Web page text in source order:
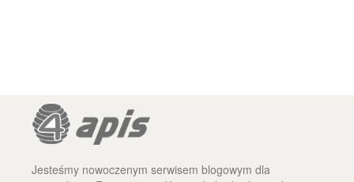
Jesteśmy nowoczenym serwisem blogowym dla